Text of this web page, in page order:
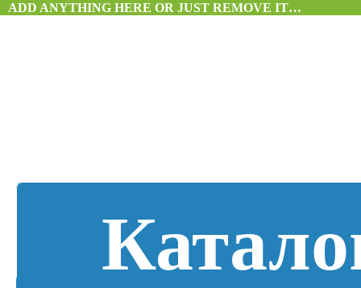
ADD ANYTHING HERE OR JUST REMOVE IT…